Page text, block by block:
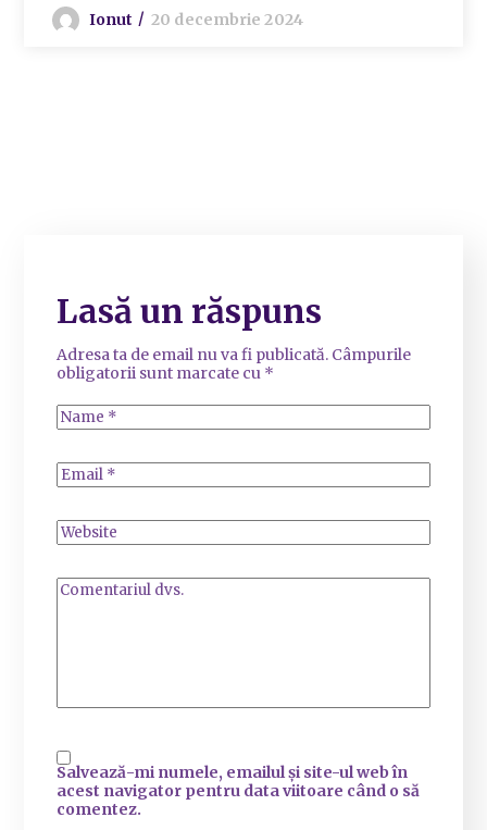
Ionut 20 decembrie 2024
Lasă un răspuns
Adresa ta de email nu va fi publicată. Câmpurile
obligatorii sunt marcate cu *
Salvează-mi numele, emailul și site-ul web în
acest navigator pentru data viitoare când o să
comentez.